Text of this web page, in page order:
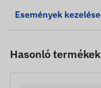
Események kezelése
Hasonló termékek